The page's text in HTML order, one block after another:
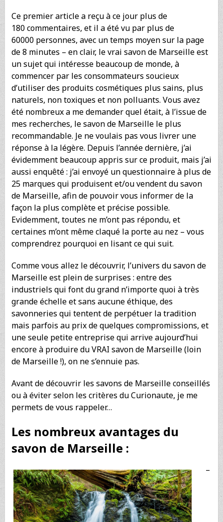
Ce premier article a reçu à ce jour plus de
180 commentaires, et il a été vu par plus de
60000 personnes, avec un temps moyen sur la page
de 8 minutes – en clair, le vrai savon de Marseille est
un sujet qui intéresse beaucoup de monde, à
commencer par les consommateurs soucieux
d’utiliser des produits cosmétiques plus sains, plus
naturels, non toxiques et non polluants. Vous avez
été nombreux a me demander quel était, à l’issue de
mes recherches, le savon de Marseille le plus
recommandable. Je ne voulais pas vous livrer une
réponse à la légère. Depuis l’année dernière, j’ai
évidemment beaucoup appris sur ce produit, mais j’ai
aussi enquêté : j’ai envoyé un questionnaire à plus de
25 marques qui produisent et/ou vendent du savon
de Marseille, afin de pouvoir vous informer de la
façon la plus complète et précise possible.
Evidemment, toutes ne m’ont pas répondu, et
certaines m’ont même claqué la porte au nez – vous
comprendrez pourquoi en lisant ce qui suit.
Comme vous allez le découvrir, l’univers du savon de
Marseille est plein de surprises : entre des
industriels qui font du grand n’importe quoi à très
grande échelle et sans aucune éthique, des
savonneries qui tentent de perpétuer la tradition
mais parfois au prix de quelques compromissions, et
une seule petite entreprise qui arrive aujourd’hui
encore à produire du VRAI savon de Marseille (loin
de Marseille !), on ne s’ennuie pas.
Avant de découvrir les savons de Marseille conseillés
ou à éviter selon les critères du Curionaute, je me
permets de vous rappeler…
Les nombreux avantages du
savon de Marseille :
–